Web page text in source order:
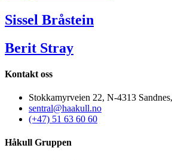
Sissel Bråstein
Berit Stray
Kontakt oss
Stokkamyrveien 22, N-4313
sentral@haakull.no
(+47) 51 63 60 60
Håkull Gruppen